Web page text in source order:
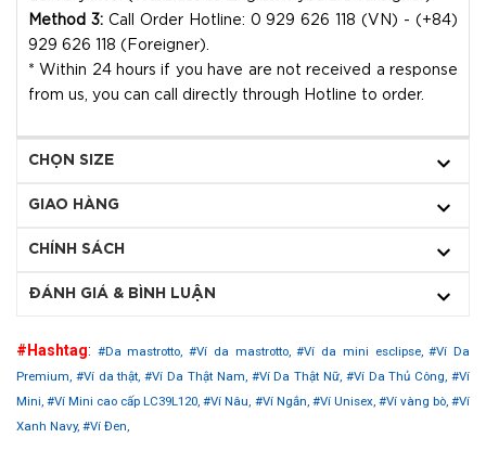
Method 3: Call Order Hotline: 0 929 626 118 (VN) - (+84)
929 626 118 (Foreigner).
* Within 24 hours if you have are not received a response
from us, you can call directly through Hotline to order.
CHỌN SIZE
GIAO HÀNG
CHÍNH SÁCH
ĐÁNH GIÁ & BÌNH LUẬN
#Hashtag: #Da mastrotto,#Ví da mastrotto,#Ví da mini esclipse,#Ví Da
Premium, #Ví da thật,#Ví Da Thật Nam, #Ví Da Thật Nữ, #Ví Da Thủ Công, #Ví
Mini,#Ví Mini cao cấp LC39L120,#Ví Nâu, #Ví Ngắn, #Ví Unisex, #Ví vàng bò,#Ví
Xanh Navy, #Ví Đen,